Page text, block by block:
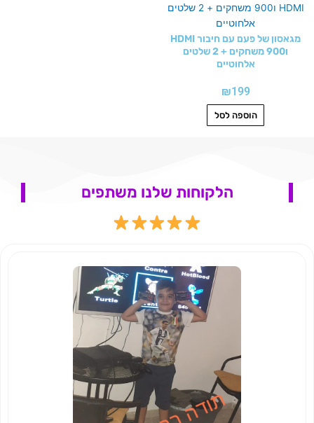
מגאסון של פעם עם חיבור HDMI
ו900 משחקים + 2 שלטים
אלחוטיים
₪199
הוספה לסל
הלקוחות שלנו משתפים